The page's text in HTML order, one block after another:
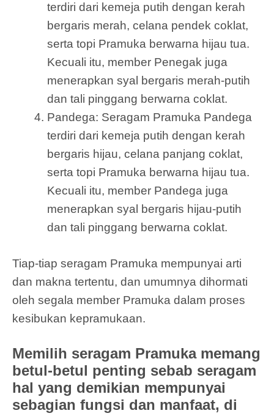
terdiri dari kemeja putih dengan kerah
bergaris merah, celana pendek coklat,
serta topi Pramuka berwarna hijau tua.
Kecuali itu, member Penegak juga
menerapkan syal bergaris merah-putih
dan tali pinggang berwarna coklat.
Pandega: Seragam Pramuka Pandega
terdiri dari kemeja putih dengan kerah
bergaris hijau, celana panjang coklat,
serta topi Pramuka berwarna hijau tua.
Kecuali itu, member Pandega juga
menerapkan syal bergaris hijau-putih
dan tali pinggang berwarna coklat.
Tiap-tiap seragam Pramuka mempunyai arti
dan makna tertentu, dan umumnya dihormati
oleh segala member Pramuka dalam proses
kesibukan kepramukaan.
Memilih seragam Pramuka memang
betul-betul penting sebab seragam
hal yang demikian mempunyai
sebagian fungsi dan manfaat, di